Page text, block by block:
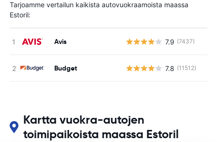
Tarjoamme vertailun kaikista autovuokraamoista maassa
Estoril:
Avis 7.9 (7437)
Budget 7.8 (11512)
Kartta vuokra-autojen
toimipaikoista maassa Estoril